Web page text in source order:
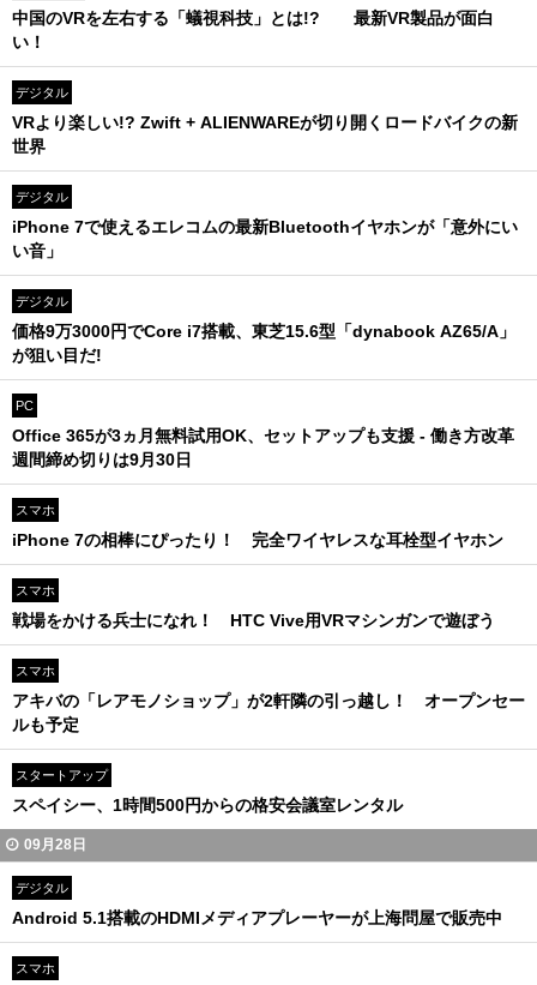
中国のVRを左右する「蟻視科技」とは!? 最新VR製品が面白
い！
デジタル
VRより楽しい!? Zwift + ALIENWAREが切り開くロードバイクの新
世界
デジタル
iPhone 7で使えるエレコムの最新Bluetoothイヤホンが「意外にい
い音」
デジタル
価格9万3000円でCore i7搭載、東芝15.6型「dynabook AZ65/A」
が狙い目だ!
PC
Office 365が3ヵ月無料試用OK、セットアップも支援 - 働き方改革
週間締め切りは9月30日
スマホ
iPhone 7の相棒にぴったり！ 完全ワイヤレスな耳栓型イヤホン
スマホ
戦場をかける兵士になれ！ HTC Vive用VRマシンガンで遊ぼう
スマホ
アキバの「レアモノショップ」が2軒隣の引っ越し！ オープンセー
ルも予定
スタートアップ
スペイシー、1時間500円からの格安会議室レンタル
09月28日
デジタル
Android 5.1搭載のHDMIメディアプレーヤーが上海問屋で販売中
スマホ